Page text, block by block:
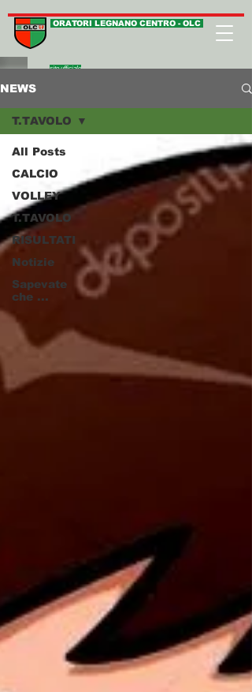
ORATORI LEGNANO CENTRO - OLC
sito ufficiale
NEWS
All Posts
CALCIO
VOLLEY
T.TAVOLO
RISULTATI
Notizie
Sapevate
che ...
T.TAVOLO